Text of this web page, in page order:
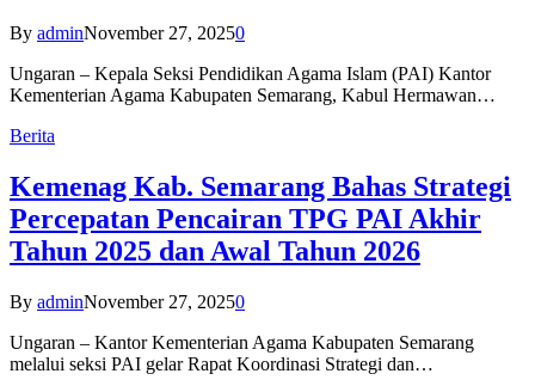
By adminNovember 27, 20250
Ungaran – Kepala Seksi Pendidikan Agama Islam (PAI) Kantor
Kementerian Agama Kabupaten Semarang, Kabul Hermawan…
Berita
Kemenag Kab. Semarang Bahas Strategi
Percepatan Pencairan TPG PAI Akhir
Tahun 2025 dan Awal Tahun 2026
By adminNovember 27, 20250
Ungaran – Kantor Kementerian Agama Kabupaten Semarang
melalui seksi PAI gelar Rapat Koordinasi Strategi dan…